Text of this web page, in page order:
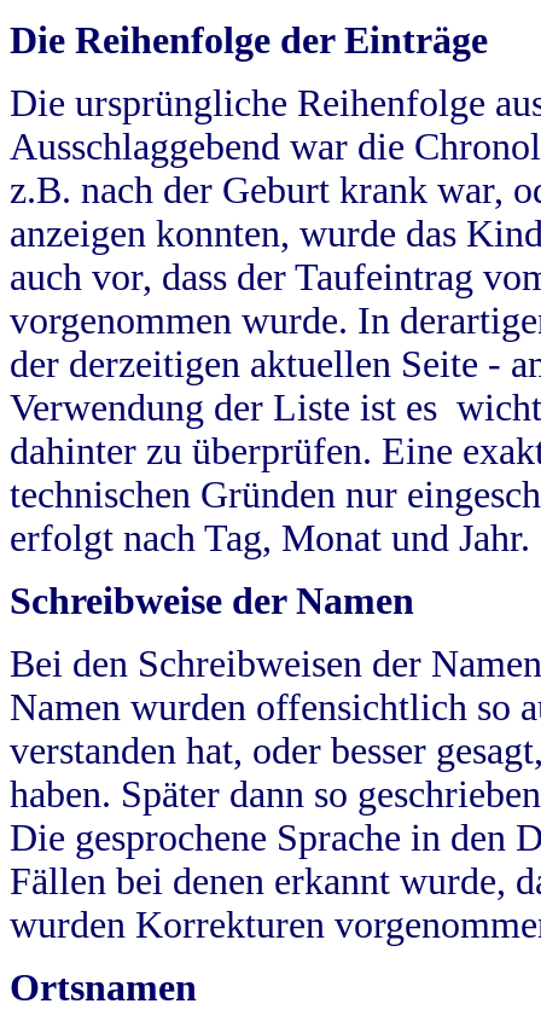
Die Reihenfolge der Einträge
Die ursprüngliche Reihenfolge
Ausschlaggebend war die
z.B. nach der Geburt krank war,
anzeigen konnten, wurde das
auch vor, dass der Taufeintrag
vorgenommen wurde. In
der derzeitigen aktuellen Seite -
Verwendung der Liste ist es
dahinter zu überprüfen. Eine
technischen Gründen nur
erfolgt nach Tag, Monat und Jahr.
Schreibweise der Namen
Bei den Schreibweisen der
Namen wurden offensichtlich so
verstanden hat, oder besser
haben. Später dann so
Die gesprochene Sprache in
Fällen bei denen erkannt wurde,
wurden Korrekturen
Ortsnamen